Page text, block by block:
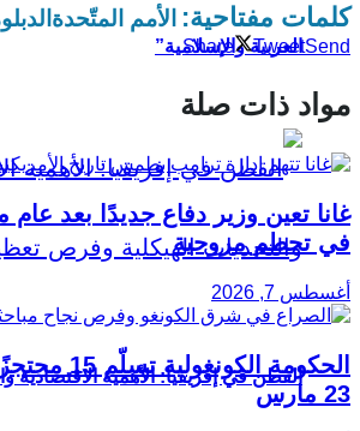
العربية والإسلامية”
القطن في إفريقيا: الأهمية الاقتصادية
كلمات مفتاحية: الأمم المتّحدة
Share TweetSend
مواد ذات صلة
غانا تعين وزير دفاع جديدًا بعد
في تحطم مروحية
أغسطس 7, 2026
الحكومة
23 مارس